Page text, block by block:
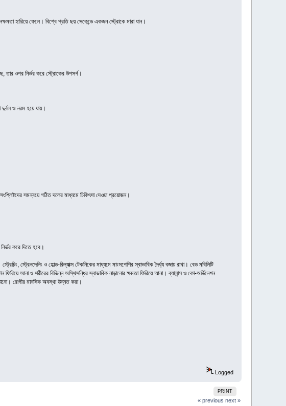
হারিয়ে ফেলে। বিশ্বে প্রতি ছয় সেকেন্ডে একজন স্ট্রোকে মারা যান।
তার ওপর নির্ভর করে স্ট্রোকের উপসর্গ।
ও নরম হয়ে যায়।
সমন্বয়ে গঠিত দলের মাধ্যমে চিকিৎসা দেওয়া প্রয়োজন।
করে দিতে হবে।
স্ট্রেনদেনিং ও হোল্ড-রিল্যাক্স টেকনিকের মাধ্যমে মাংসপেশির স্বাভাবিক দৈর্ঘ্য বজায় রাখা। বেড মবিলিটি
আনা ও শরীরের বিভিন্ন অস্থিসন্ধির স্বাভাবিক নাড়ানোর ক্ষমতা ফিরিয়ে আনা। ব্যালান্স ও কো-অর্ডিনেশন
রোগীর মানসিক অবস্থা উন্নত করা।
Logged
PRINT
« previous next »